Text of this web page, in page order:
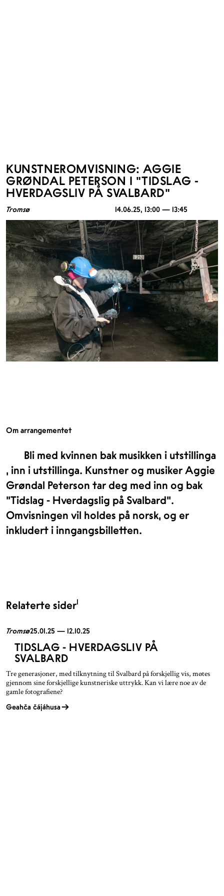
KUNSTNEROMVISNING: AGGIE
GRØNDAL PETERSON I "TIDSLAG -
HVERDAGSLIV PÅ SVALBARD"
Tromsø 14.06.25, 13:00 — 13:45
Om arrangementet
Bli med kvinnen bak musikken i utstillinga
, inn i utstillinga. Kunstner og musiker Aggie
Grøndal Peterson tar deg med inn og bak
"Tidslag - Hverdagslig på Svalbard".
Omvisningen vil holdes på norsk, og er
inkludert i inngangsbilletten.
Relaterte sider1
Tromsø25.01.25 — 12.10.25
TIDSLAG - HVERDAGSLIV PÅ
SVALBARD
Tre generasjoner, med tilknytning til Svalbard på forskjellig vis, møtes
gjennom sine forskjellige kunstneriske uttrykk. Kan vi lære noe av de
gamle fotografiene?
Geahča čájáhusa